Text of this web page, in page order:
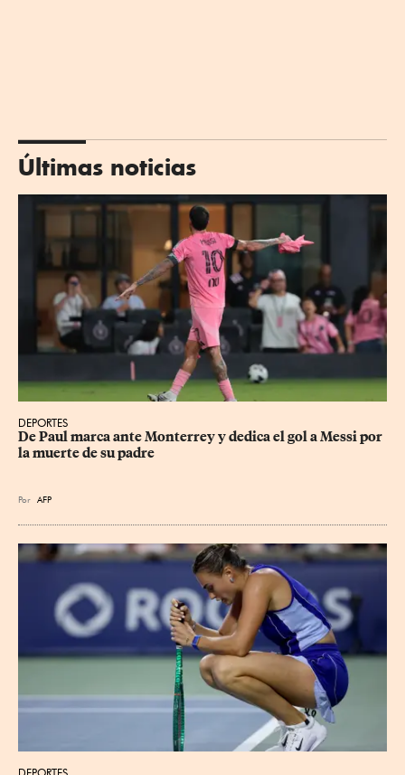
Últimas noticias
DEPORTES
De Paul marca ante Monterrey y dedica el gol a Messi por
la muerte de su padre
Por AFP